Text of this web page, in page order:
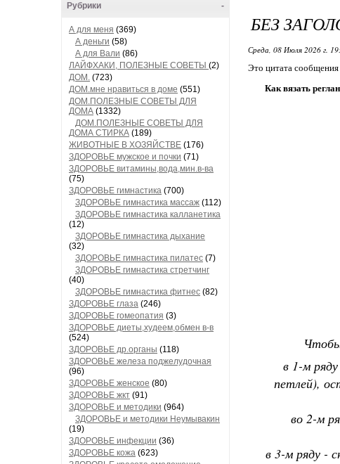
-
Рубрики
А для меня (369)
А деньги (58)
А для Вали (86)
ЛАЙФХАКИ, ПОЛЕЗНЫЕ СОВЕТЫ (2)
ДОМ. (723)
ДОМ.мне нравиться в доме (551)
ДОМ.ПОЛЕЗНЫЕ СОВЕТЫ ДЛЯ
ДОМА (1332)
ДОМ.ПОЛЕЗНЫЕ СОВЕТЫ ДЛЯ
ДОМА СТИРКА (189)
ЖИВОТНЫЕ В ХОЗЯЙСТВЕ (176)
ЗДОРОВЬЕ мужское и почки (71)
ЗДОРОВЬЕ витамины,вода,мин.в-ва
(75)
ЗДОРОВЬЕ гимнастика (700)
ЗДОРОВЬЕ гимнастика массаж (112)
ЗДОРОВЬЕ гимнастика калланетика
(12)
ЗДОРОВЬЕ гимнастика дыхание
(32)
ЗДОРОВЬЕ гимнастика пилатес (7)
ЗДОРОВЬЕ гимнастика стретчинг
(40)
ЗДОРОВЬЕ гимнастика фитнес (82)
ЗДОРОВЬЕ глаза (246)
ЗДОРОВЬЕ гомеопатия (3)
ЗДОРОВЬЕ диеты,худеем,обмен в-в
(524)
ЗДОРОВЬЕ др.органы (118)
ЗДОРОВЬЕ железа поджелудочная
(96)
ЗДОРОВЬЕ женское (80)
ЗДОРОВЬЕ жкт (91)
ЗДОРОВЬЕ и методики (964)
ЗДОРОВЬЕ и методики Неумывакин
(19)
ЗДОРОВЬЕ инфекции (36)
ЗДОРОВЬЕ кожа (623)
БЕЗ
Среда, 08 Июля 2026 г.
Это цитата сообщения
Как вязать
в 1-м
петлей),
во 2-м
в 3-м ряду -